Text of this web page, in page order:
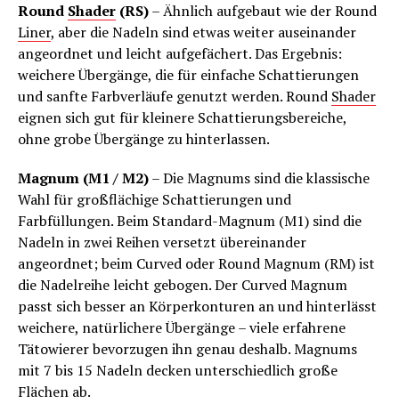
Round Shader (RS)– Ähnlich aufgebaut wie der Round
Liner, aber die Nadeln sind etwas weiter auseinander
angeordnet und leicht aufgefächert. Das Ergebnis:
weichere Übergänge, die für einfache Schattierungen
und sanfte Farbverläufe genutzt werden. Round Shader
eignen sich gut für kleinere Schattierungsbereiche,
ohne grobe Übergänge zu hinterlassen.
Magnum (M1 / M2)– Die Magnums sind die klassische
Wahl für großflächige Schattierungen und
Farbfüllungen. Beim Standard-Magnum (M1) sind die
Nadeln in zwei Reihen versetzt übereinander
angeordnet; beim Curved oder Round Magnum (RM) ist
die Nadelreihe leicht gebogen. Der Curved Magnum
passt sich besser an Körperkonturen an und hinterlässt
weichere, natürlichere Übergänge – viele erfahrene
Tätowierer bevorzugen ihn genau deshalb. Magnums
mit 7 bis 15 Nadeln decken unterschiedlich große
Flächen ab.